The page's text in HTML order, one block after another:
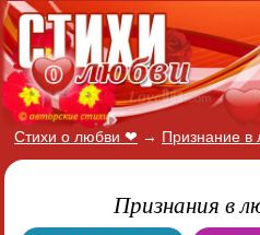
Стихи о любви ❤ → Признание в
Признания в